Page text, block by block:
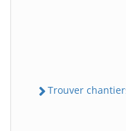
Trouver